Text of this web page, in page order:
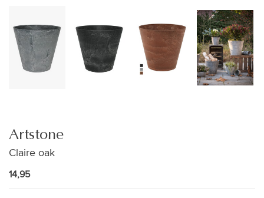
Artstone
Claire oak
14,95